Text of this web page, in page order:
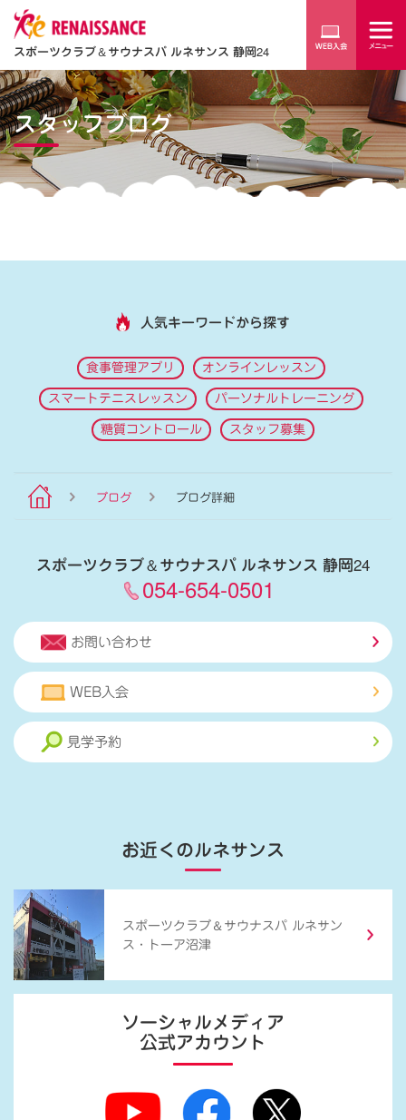
スポーツクラブ＆サウナスパ ルネサンス 静岡24
スタッフブログ
人気キーワードから探す
食事管理アプリ オンラインレッスン
スマートテニスレッスン パーソナルトレーニング
糖質コントロール スタッフ募集
ブログ ブログ詳細
スポーツクラブ＆サウナスパ ルネサンス 静岡24
054-654-0501
お問い合わせ
WEB入会
見学予約
お近くのルネサンス
スポーツクラブ ＆ サウナスパ ルネサン
ス・トーア沼津
ソーシャルメディア
公式アカウント